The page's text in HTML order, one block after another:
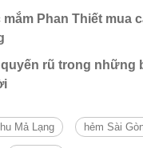
Phan Thiết mua
rũ trong những
Mả Lạng hẻm Sài